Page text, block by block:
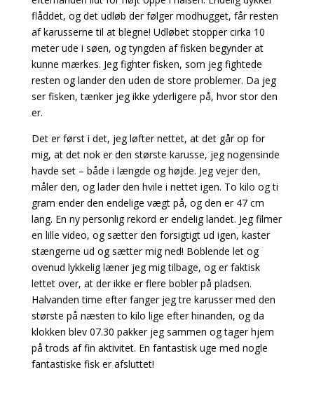
flåddet, og det udløb der følger modhugget, får resten
af karusserne til at blegne! Udløbet stopper cirka 10
meter ude i søen, og tyngden af fisken begynder at
kunne mærkes. Jeg fighter fisken, som jeg fightede
resten og lander den uden de store problemer. Da jeg
ser fisken, tænker jeg ikke yderligere på, hvor stor den
er.
Det er først i det, jeg løfter nettet, at det går op for
mig, at det nok er den største karusse, jeg nogensinde
havde set – både i længde og højde. Jeg vejer den,
måler den, og lader den hvile i nettet igen. To kilo og ti
gram ender den endelige vægt på, og den er 47 cm
lang. En ny personlig rekord er endelig landet. Jeg filmer
en lille video, og sætter den forsigtigt ud igen, kaster
stængerne ud og sætter mig ned! Boblende let og
ovenud lykkelig læner jeg mig tilbage, og er faktisk
lettet over, at der ikke er flere bobler på pladsen.
Halvanden time efter fanger jeg tre karusser med den
største på næsten to kilo lige efter hinanden, og da
klokken blev 07.30 pakker jeg sammen og tager hjem
på trods af fin aktivitet. En fantastisk uge med nogle
fantastiske fisk er afsluttet!